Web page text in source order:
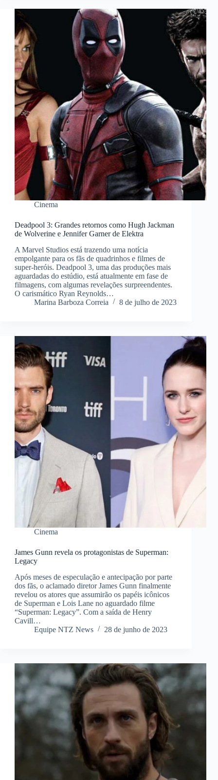
Cinema
Deadpool 3: Grandes retornos como Hugh Jackman
de Wolverine e Jennifer Garner de Elektra
A Marvel Studios está trazendo uma notícia
empolgante para os fãs de quadrinhos e filmes de
super-heróis. Deadpool 3, uma das produções mais
aguardadas do estúdio, está atualmente em fase de
filmagens, com algumas revelações surpreendentes.
O carismático Ryan Reynolds…
Marina Barboza Correia
8 de julho de 2023
Cinema
James Gunn revela os protagonistas de Superman:
Legacy
Após meses de especulação e antecipação por parte
dos fãs, o aclamado diretor James Gunn finalmente
revelou os atores que assumirão os papéis icônicos
de Superman e Lois Lane no aguardado filme
“Superman: Legacy”. Com a saída de Henry
Cavill…
Equipe NTZ News
28 de junho de 2023